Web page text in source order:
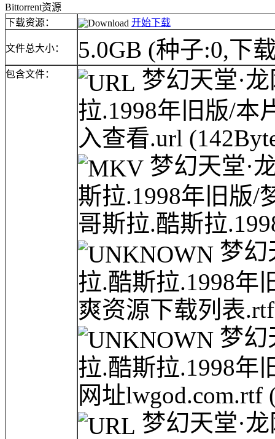
Bittorrent资源
下载资源：
开始下载
文件总大小： 5.0GB (种子:0,下
包含文件：
梦幻天堂·
拉.1998年旧版/本
入查看.url
梦幻天堂·
斯拉.1998年旧版/
哥斯拉.酷斯拉
梦幻
拉.酷斯拉.1998年
爽资源下载列表
梦幻
拉.酷斯拉.1998年
网址lwgod.com.rtf
梦幻天堂·